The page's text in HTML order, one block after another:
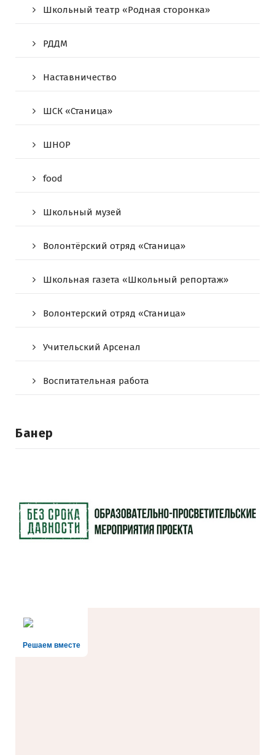
Школьный театр «Родная сторонка»
РДДМ
Наставничество
ШСК «Станица»
ШНОР
food
Школьный музей
Волонтёрский отряд «Станица»
Школьная газета «Школьный репортаж»
Волонтерский отряд «Станица»
Учительский Арсенал
Воспитательная работа
Банер
Решаем вместе